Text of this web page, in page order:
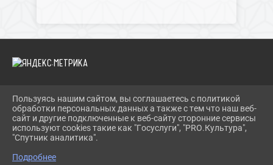
2026 Г. IBRBIB.RU
ВХОД
КАРТА САЙТА
ПОЛИТИКА ОБРАБОТКИ ПЕРСОНАЛЬНЫХ ДАННЫХ
СДЕЛАНО НА KUBCMS
Пользуясь нашим сайтом, вы соглашаетесь с политикой
обработки персональных данных а также с тем что наш веб-
сайт и другие подключенные к веб-сайту сторонние сервисы
используют cookies такие как "Госуслуги", "PRO.Культура",
"Спутник аналитика".
Подробнее